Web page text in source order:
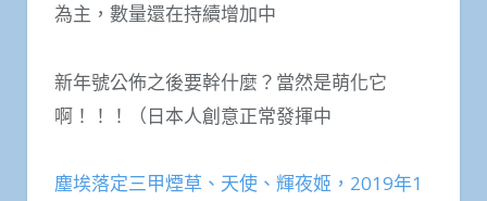
為主，數量還在持續增加中
新年號公佈之後要幹什麼？當然是萌化它
啊！！！（日本人創意正常發揮中
塵埃落定三甲煙草、天使、輝夜姬，2019年1